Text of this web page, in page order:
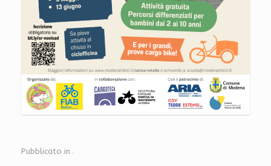
Pubblicato in .